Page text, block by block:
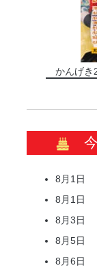
かんげき
8月1日
8月1日
8月3日
8月5日
8月6日